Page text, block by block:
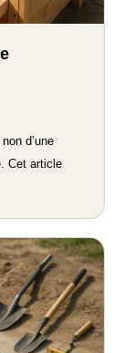
d’une
Cet article